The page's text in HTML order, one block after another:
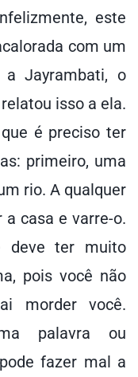
este
com um
Jayrambati, o
isso a ela.
é preciso ter
primeiro, uma
rio. A qualquer
casa e varre-o.
deve ter muito
pois você não
morder você.
palavra ou
fazer mal a